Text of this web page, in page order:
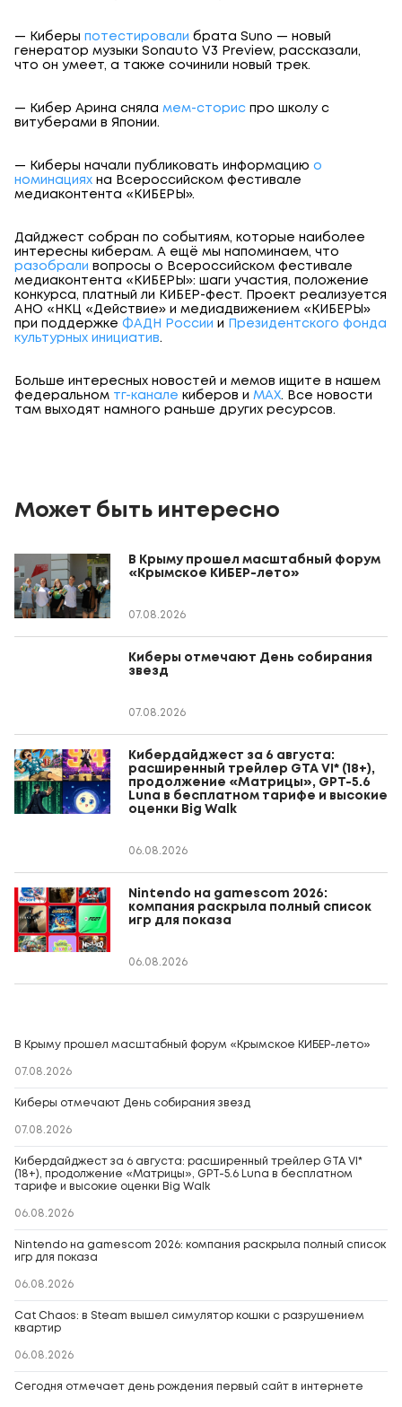
— Киберы потестировали брата Suno — новый
генератор музыки Sonauto V3 Preview, рассказали,
что он умеет, а также сочинили новый трек.
— Кибер Арина сняла мем-сторис про школу с
витуберами в Японии.
— Киберы начали публиковать информацию о
номинациях на Всероссийском фестивале
медиаконтента «КИБЕРЫ».
Дайджест собран по событиям, которые наиболее
интересны киберам. А ещё мы напоминаем, что
разобрали вопросы о Всероссийском фестивале
медиаконтента «КИБЕРЫ»: шаги участия, положение
конкурса, платный ли КИБЕР-фест. Проект реализуется
АНО «НКЦ «Действие» и медиадвижением «КИБЕРЫ»
при поддержке ФАДН России и
Президентского фонда
культурных инициатив.
Больше интересных новостей и мемов ищите в нашем
федеральном тг-канале киберов и МАХ. Все новости
там выходят намного раньше других ресурсов.
Может быть интересно
В Крыму прошел масштабный форум
«Крымское КИБЕР-лето»
07.08.2026
Киберы отмечают День собирания
звезд
07.08.2026
Кибердайджест за 6 августа:
расширенный трейлер GTA VI* (18+),
продолжение «Матрицы», GPT-5.6
Luna в бесплатном тарифе и высокие
оценки Big Walk
06.08.2026
Nintendo на gamescom 2026:
компания раскрыла полный список
игр для показа
06.08.2026
В Крыму прошел масштабный форум «Крымское КИБЕР-лето»
07.08.2026
Киберы отмечают День собирания звезд
07.08.2026
Кибердайджест за 6 августа: расширенный трейлер GTA VI*
(18+), продолжение «Матрицы», GPT-5.6 Luna в бесплатном
тарифе и высокие оценки Big Walk
06.08.2026
Nintendo на gamescom 2026: компания раскрыла полный список
игр для показа
06.08.2026
Cat Chaos: в Steam вышел симулятор кошки с разрушением
квартир
06.08.2026
Сегодня отмечает день рождения первый сайт в интернете